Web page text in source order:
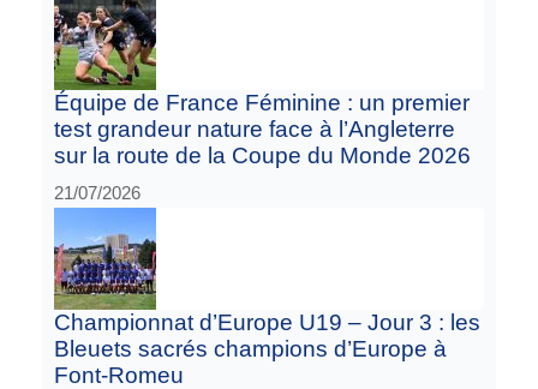
Équipe de France Féminine : un premier
test grandeur nature face à l’Angleterre
sur la route de la Coupe du Monde 2026
21/07/2026
Championnat d’Europe U19 – Jour 3 : les
Bleuets sacrés champions d’Europe à
Font-Romeu